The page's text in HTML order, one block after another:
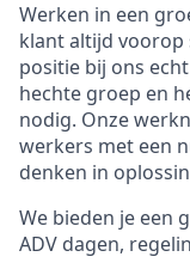
Werken in een
klant altijd voorop
positie bij ons
hechte groep en
nodig. Onze
werkers met een
denken in
We bieden je een
ADV dagen,